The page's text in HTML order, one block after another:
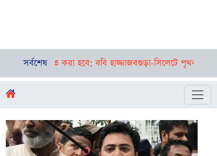
সর্বশেষ
হবে: ববি হাজ্জাজবগুড়া-সিলেটে পৃথক দুর্ঘটনা, এক সকালে